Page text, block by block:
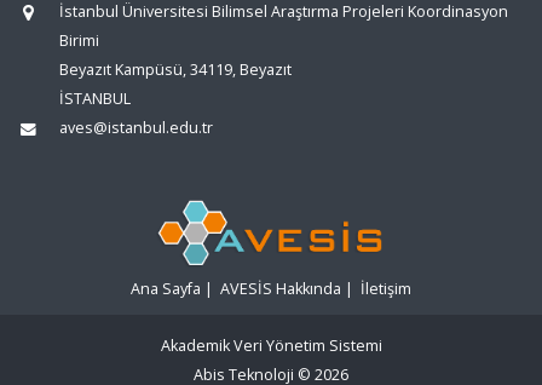
İstanbul Üniversitesi Bilimsel Araştırma Projeleri Koordinasyon
Birimi
Beyazıt Kampüsü, 34119, Beyazıt
İSTANBUL
aves@istanbul.edu.tr
Ana Sayfa | AVESİS Hakkında | İletişim
Akademik Veri Yönetim Sistemi
Abis Teknoloji © 2026